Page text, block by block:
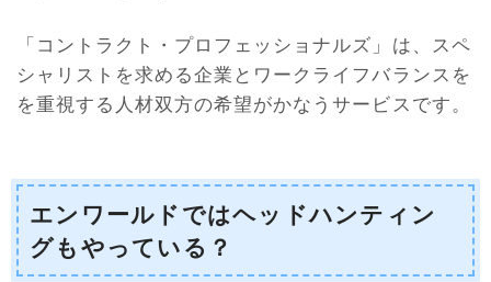
「コントラクト・プロフェッショナルズ」は、スペ
シャリストを求める企業とワークライフバランスを
を重視する人材双方の希望がかなうサービスです。
エンワールドではヘッドハンティン
グもやっている？